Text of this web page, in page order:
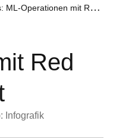
Operationen mit Red Hat OpenShift
Red
Infografik